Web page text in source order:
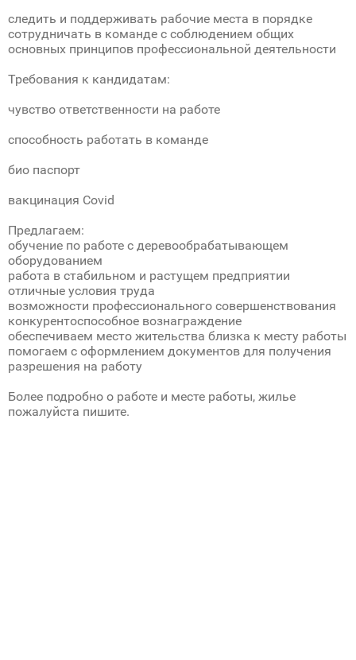
следить и поддерживать рабочие места в порядке
сотрудничать в команде с соблюдением общих
основных принципов профессиональной деятельности
Требования к кандидатам:
чувство ответственности на работе
способность работать в команде
био паспорт
вакцинация Соvid
Предлагаем:
обучение по работе с деревообрабатывающем
оборудованием
работа в стабильном и растущем предприятии
отличные условия труда
возможности профессионального совершенствования
конкурентоспособное вознаграждение
обеспечиваем место жительства близка к месту работы
помогаем с оформлением документов для получения
разрешения на работу
Более подробно о работе и месте работы, жилье
пожалуйста пишите.